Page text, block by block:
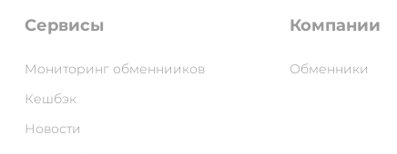
Сервисы
Мониторинг обменнииков
Кешбэк
Новости
Компании
Обменники